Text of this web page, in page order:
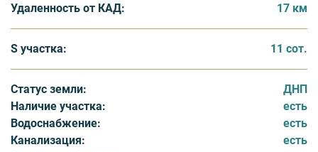
соток. Участки окружены смешанным лесом и
живописными озерами. Оборудован круглогодичный
асфальтированный подъезд к поселку сделает ваш
канализация локальная. Стоимости 1 сотки земли –
120 000 руб. Коммуникации в стоимость земли не
входят и по желанию оплачиваются отдельно,
стоимость пакета коммуникаций - 530 000 руб.
Удаленность от КАД:
17 км
S участка: 11 сот.
Статус земли:
ДНП
Наличие участка:
есть
Водоснабжение:
есть
Канализация:
есть